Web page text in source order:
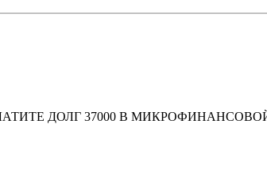
ДОЛГ 37000 В